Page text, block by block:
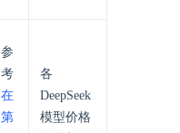
参
考
在
第
各
DeepSeek
模型价格